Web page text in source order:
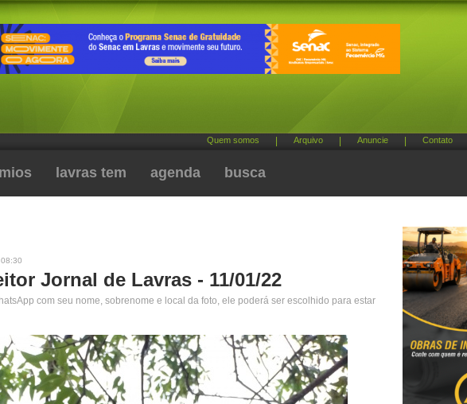
Quem somos Arquivo Anuncie Contato
lavras tem agenda busca
Jornal de Lavras - 11/01/22
com seu nome, sobrenome e local da foto, ele poderá ser escolhido para estar